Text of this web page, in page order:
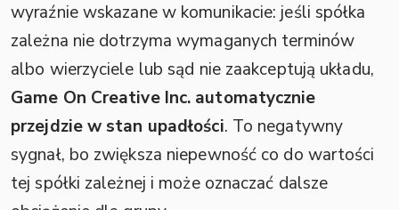
wyraźnie wskazane w komunikacie: jeśli spółka
zależna nie dotrzyma wymaganych terminów
albo wierzyciele lub sąd nie zaakceptują układu,
Game On Creative Inc. automatycznie
przejdzie w stan upadłości. To negatywny
sygnał, bo zwiększa niepewność co do wartości
tej spółki zależnej i może oznaczać dalsze